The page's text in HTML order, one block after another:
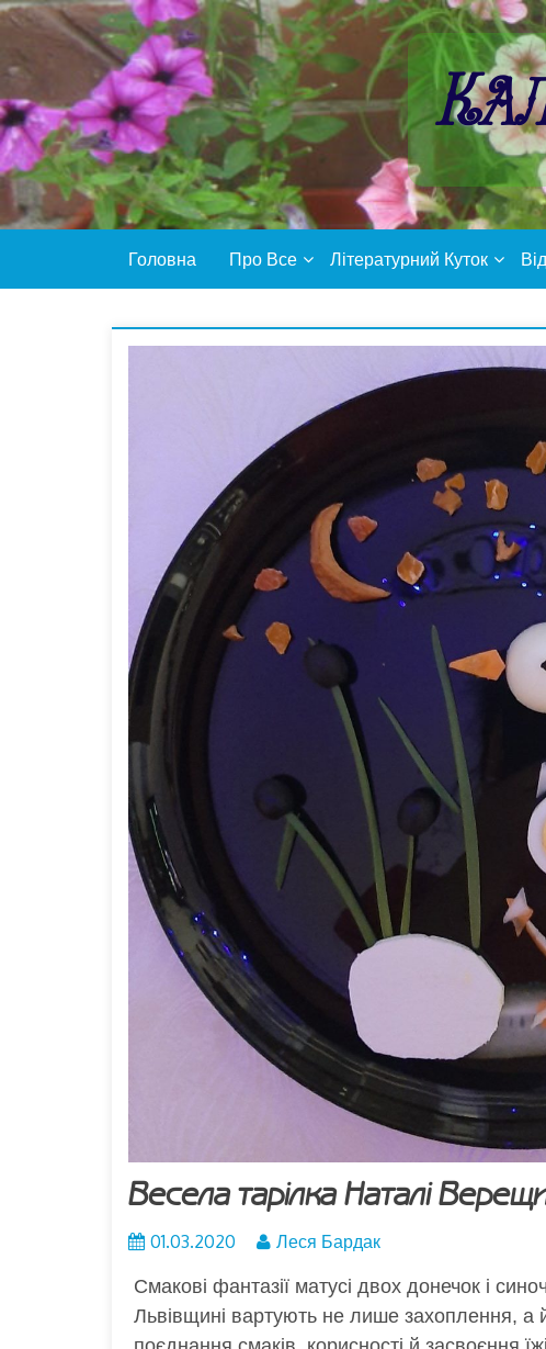
Пропустити
контент
Головна Про Все Літературний Куток
Весела тарілка Наталі
01.03.2020 Леся Бардак
Смакові фантазії матусі двох донечок і
Львівщині вартують не лише захоплення, а